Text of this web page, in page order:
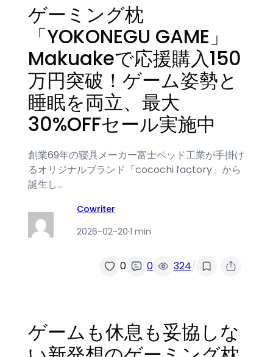
ゲーミング枕
「YOKONEGU GAME」
Makuakeで応援購入150
万円突破！ゲーム姿勢と
睡眠を両立、最大
30%OFFセール実施中
創業69年の寝具メーカー富士ベッド工業が手掛け
るオリジナルブランド「cocochi factory」から
誕生し…
Cowriter
2026-02-20·1 min
0 0 324/
ゲームも休息も妥協しな